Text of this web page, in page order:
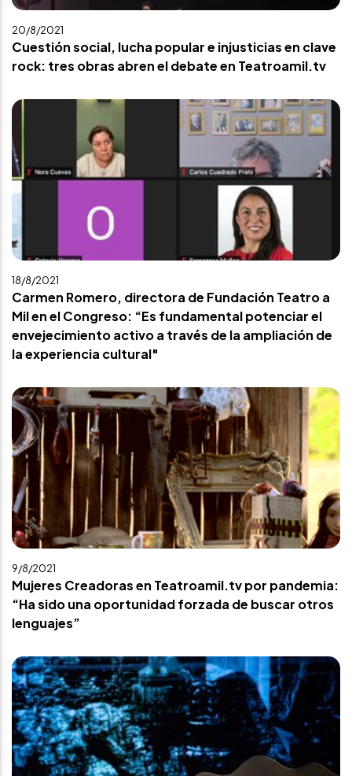
20/8/2021
Cuestión social, lucha popular e injusticias en clave
rock: tres obras abren el debate en Teatroamil.tv
18/8/2021
Carmen Romero, directora de Fundación Teatro a
Mil en el Congreso: “Es fundamental potenciar el
envejecimiento activo a través de la ampliación de
la experiencia cultural"
9/8/2021
Mujeres Creadoras en Teatroamil.tv por pandemia:
“Ha sido una oportunidad forzada de buscar otros
lenguajes”